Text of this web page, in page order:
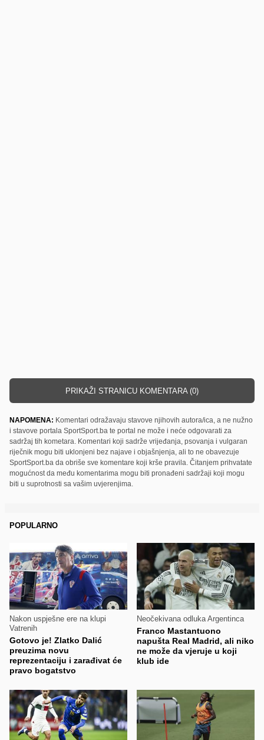
PRIKAŽI STRANICU KOMENTARA (0)
NAPOMENA: Komentari odražavaju stavove njihovih autora/ica, a ne nužno
i stavove portala SportSport.ba te portal ne može i neće odgovarati za
sadržaj tih kometara. Komentari koji sadrže vrijeđanja, psovanja i vulgaran
riječnik mogu biti uklonjeni bez najave i objašnjenja, ali to ne obavezuje
SportSport.ba da obriše sve komentare koji krše pravila. Čitanjem prihvatate
mogućnost da među komentarima mogu biti pronađeni sadržaji koji mogu
biti u suprotnosti sa vašim uvjerenjima.
POPULARNO
Nakon uspješne ere na klupi
Vatrenih
Gotovo je! Zlatko Dalić
preuzima novu
reprezentaciju i zarađivat će
pravo bogatstvo
Neočekivana odluka Argentinca
Franco Mastantuono
napušta Real Madrid, ali niko
ne može da vjeruje u koji
klub ide